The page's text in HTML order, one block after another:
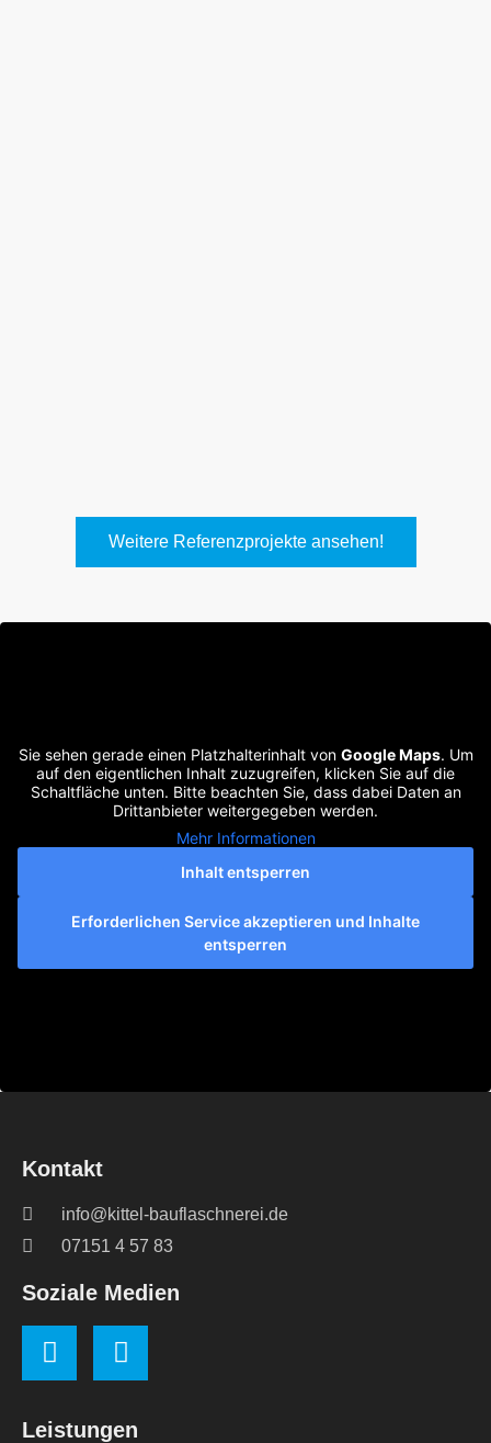
Weitere Referenzprojekte ansehen!
Sie sehen gerade einen Platzhalterinhalt von Google Maps. Um
auf den eigentlichen Inhalt zuzugreifen, klicken Sie auf die
Schaltfläche unten. Bitte beachten Sie, dass dabei Daten an
Drittanbieter weitergegeben werden.
Mehr Informationen
Inhalt entsperren
Erforderlichen Service akzeptieren und Inhalte
entsperren
Leistungen
Kontakt
info@kittel-bauflaschnerei.de
07151 4 57 83
Soziale Medien